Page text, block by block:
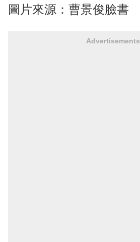
圖片來源：曹景俊臉書
Advertisements